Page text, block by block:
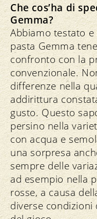
Che cos’ha di
Gemma?
Abbiamo testato
pasta Gemma
confronto con la
convenzionale.
differenze nella
addirittura
gusto. Questo
persino nella
con acqua e
una sorpresa
sempre delle
ad esempio nella
rosse, a causa
diverse condizioni